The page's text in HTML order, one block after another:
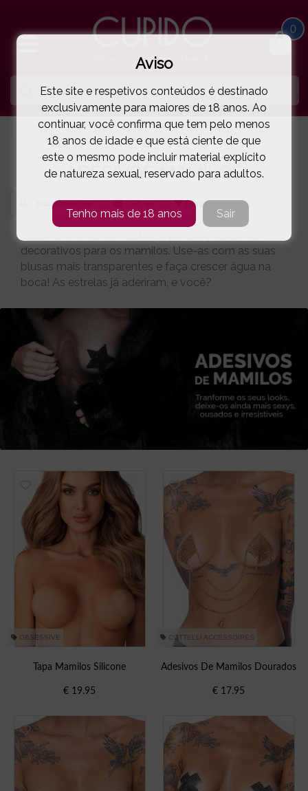
0
LINGERIE E ROUPA MULHER ADESIVOS MAMILOS
ADESIVOS MAMILOS
Filtros
decorativos para os mamilos. Use-as com as suas
blusas mais transparentes e faça crescer água na
boca! As estrelas já aderiram, e você?
OBSESSIVE
Tapa Mamilos Silicone
€ 19.95
COTTELLI ACCESSOIRES
Adesivos De Mamilos Dourados
€ 17.95
Aviso
Este site e respetivos conteúdos é destinado
exclusivamente para maiores de 18 anos. Ao
continuar, você confirma que tem pelo menos
18 anos de idade e que está ciente de que
este o mesmo pode incluir material explícito
de natureza sexual, reservado para adultos.
Tenho mais de 18 anos Sair